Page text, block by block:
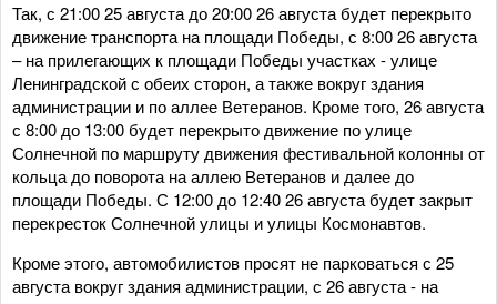
Так, с 21:00 25 августа до 20:00 26 августа будет перекрыто
движение транспорта на площади Победы, с 8:00 26 августа
– на прилегающих к площади Победы участках - улице
Ленинградской с обеих сторон, а также вокруг здания
администрации и по аллее Ветеранов. Кроме того, 26 августа
с 8:00 до 13:00 будет перекрыто движение по улице
Солнечной по маршруту движения фестивальной колонны от
кольца до поворота на аллею Ветеранов и далее до
площади Победы. С 12:00 до 12:40 26 августа будет закрыт
перекресток Солнечной улицы и улицы Космонавтов.
Кроме этого, автомобилистов просят не парковаться с 25
августа вокруг здания администрации, с 26 августа - на